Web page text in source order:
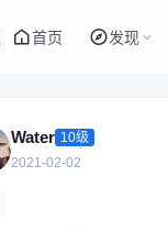
首页 发现
Water 10级
2021-02-02